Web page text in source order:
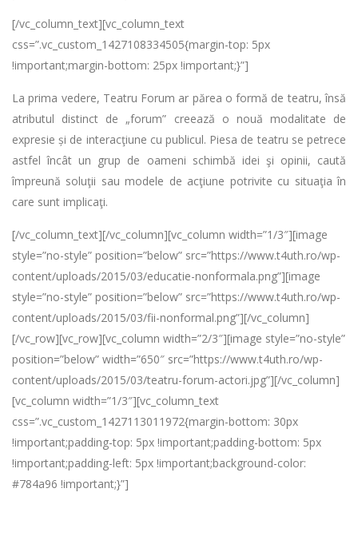
[/vc_column_text][vc_column_text
css=”.vc_custom_1427108334505{margin-top: 5px
!important;margin-bottom: 25px !important;}”]
La prima vedere, Teatru Forum ar părea o formă de teatru, însă
atributul distinct de „forum” creează o nouă modalitate de
expresie și de interacţiune cu publicul. Piesa de teatru se petrece
astfel încât un grup de oameni schimbă idei şi opinii, caută
împreună soluţii sau modele de acţiune potrivite cu situaţia în
care sunt implicaţi.
[/vc_column_text][/vc_column][vc_column width=”1/3″][image
style=”no-style” position=”below” src=”https://www.t4uth.ro/wp-
content/uploads/2015/03/educatie-nonformala.png”][image
style=”no-style” position=”below” src=”https://www.t4uth.ro/wp-
content/uploads/2015/03/fii-nonformal.png”][/vc_column]
[/vc_row][vc_row][vc_column width=”2/3″][image style=”no-style”
position=”below” width=”650″ src=”https://www.t4uth.ro/wp-
content/uploads/2015/03/teatru-forum-actori.jpg”][/vc_column]
[vc_column width=”1/3″][vc_column_text
css=”.vc_custom_1427113011972{margin-bottom: 30px
!important;padding-top: 5px !important;padding-bottom: 5px
!important;padding-left: 5px !important;background-color:
#784a96 !important;}”]